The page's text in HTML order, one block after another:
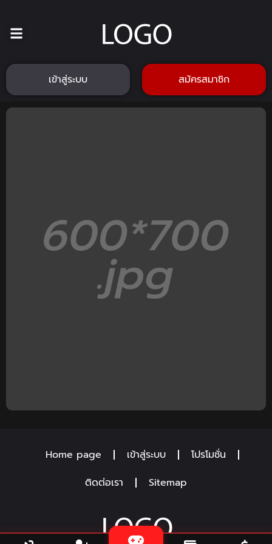
เข้าสู่ระบบ สมัครสมาชิก
Home page เข้าสู่ระบบ
โปรโมชั่น
ติดต่อเรา
Sitemap